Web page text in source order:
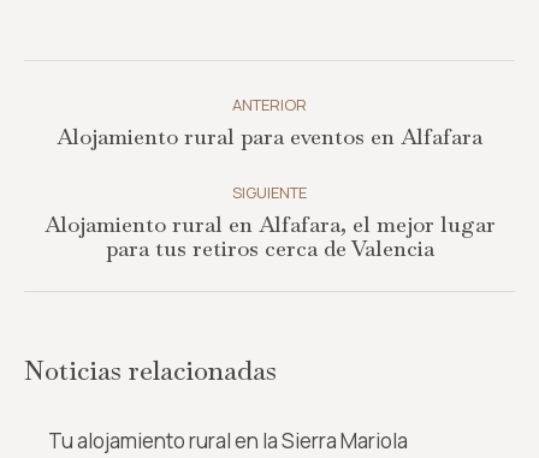
publicaciones
ANTERIOR
Publicación
Alojamiento rural para eventos en Alfafara
SIGUIENTE
Publicación
Alojamiento rural en Alfafara, el mejor lugar
para tus retiros cerca de Valencia
Noticias relacionadas
Tu alojamiento rural en la Sierra Mariola